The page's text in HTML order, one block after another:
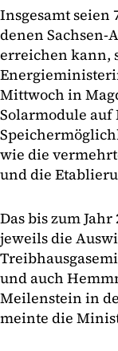
Insgesamt
denen
erreichen kann,
Mittwoch in
Solarmodule auf
wie die
und die
Das bis zum
jeweils die
und auch
Meilenstein in
meinte die